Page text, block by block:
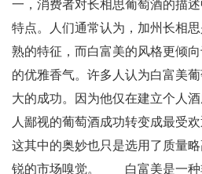
一，消费者对长相思葡萄酒的描
特点。人们通常认为，加州长相
熟的特征，而白富美的风格更倾
的优雅香气。许多人认为白富美
大的成功。因为他仅在建立个人
人鄙视的葡萄酒成功转变成最受
这其中的奥妙也只是选用了质量
锐的市场嗅觉。 白富美是一种